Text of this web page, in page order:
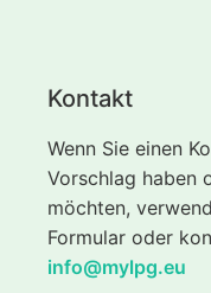
Kontakt
Wenn Sie einen
Vorschlag haben
möchten,
Formular oder
info@mylpg.eu